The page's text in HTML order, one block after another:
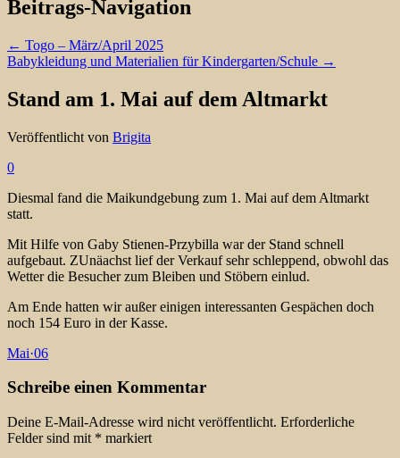
Beitrags-Navigation
← Togo – März/April 2025
Babykleidung und Materialien für Kindergarten/Schule →
Stand am 1. Mai auf dem Altmarkt
Veröffentlicht von Brigita
0
Diesmal fand die Maikundgebung zum 1. Mai auf dem Altmarkt
statt.
Mit Hilfe von Gaby Stienen-Przybilla war der Stand schnell
aufgebaut. ZUnäachst lief der Verkauf sehr schleppend, obwohl das
Wetter die Besucher zum Bleiben und Stöbern einlud.
Am Ende hatten wir außer einigen interessanten Gespächen doch
noch 154 Euro in der Kasse.
Mai·06
Schreibe einen Kommentar
Deine E-Mail-Adresse wird nicht veröffentlicht. Erforderliche
Felder sind mit * markiert